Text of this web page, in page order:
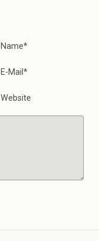
Name*
E-Mail*
Website